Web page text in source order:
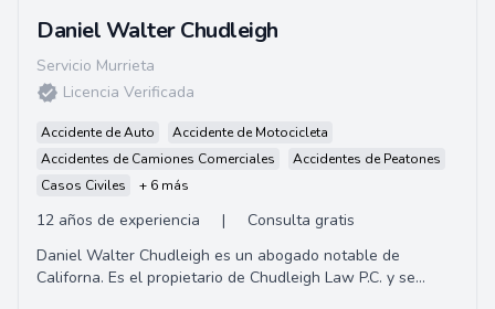
Daniel Walter Chudleigh
Servicio Murrieta
Licencia Verificada
Accidente de Auto
Accidente de Motocicleta
Accidentes de Camiones Comerciales
Accidentes de Peatones
Casos Civiles
+ 6 más
12 años de experiencia |
Consulta gratis
Daniel Walter Chudleigh es un abogado notable de
Californa. Es el propietario de Chudleigh Law P.C. y se